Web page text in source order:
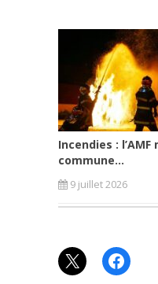
Incendies :
commune...
9 juillet 2026
X